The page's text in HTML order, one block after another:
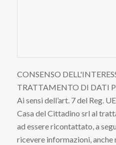
CONSENSO
TRATTAMENTO DI DATI
Ai sensi dell’art. 7 del Reg.
Casa del Cittadino srl al
ad essere ricontattato, a
ricevere informazioni,